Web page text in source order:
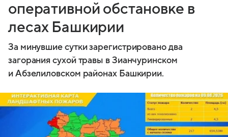
оперативной обстановке в
лесах Башкирии
За минувшие сутки зарегистрировано два
загорания сухой травы в Зианчуринском
и Абзелиловском районах Башкирии.